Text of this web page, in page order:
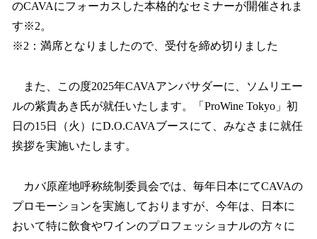
のCAVAにフォーカスした本格的なセミナーが開催されま
す※2。
※2：満席となりましたので、受付を締め切りました
また、この度2025年CAVAアンバサダーに、ソムリエー
ルの紫貴あき氏が就任いたします。「ProWine Tokyo」初
日の15日（火）にD.O.CAVAブースにて、みなさまに就任
挨拶を実施いたします。
カバ原産地呼称統制委員会では、毎年日本にてCAVAの
プロモーションを実施しておりますが、今年は、日本に
おいて特に飲食やワインのプロフェッショナルの方々に